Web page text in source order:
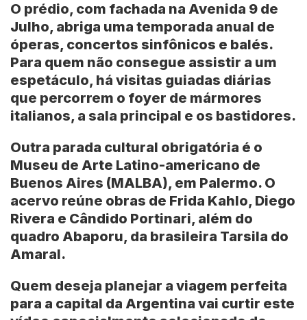
O prédio, com fachada na Avenida 9 de
Julho, abriga uma temporada anual de
óperas, concertos sinfônicos e balés.
Para quem não consegue assistir a um
espetáculo, há visitas guiadas diárias
que percorrem o foyer de mármores
italianos, a sala principal e os bastidores.
Outra parada cultural obrigatória é o
Museu de Arte Latino-americano de
Buenos Aires (MALBA), em Palermo. O
acervo reúne obras de Frida Kahlo, Diego
Rivera e Cândido Portinari, além do
quadro Abaporu, da brasileira Tarsila do
Amaral.
Quem deseja planejar a viagem perfeita
para a capital da Argentina vai curtir este